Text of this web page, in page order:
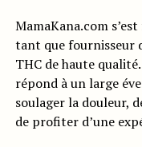
MamaKana.com
tant que fournisseur
THC de haute
répond à un large
soulager la douleur,
de profiter d’une